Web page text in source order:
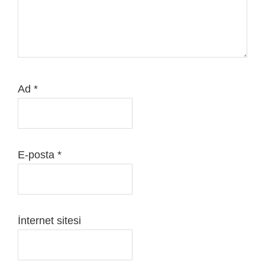
Ad *
E-posta *
İnternet sitesi